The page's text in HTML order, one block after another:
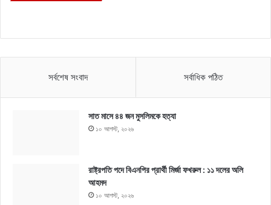
সর্বশেষ সংবাদ সর্বাধিক পঠিত
সাত মাসে ৪৪ জন মুসলিমকে হত্যা
১০ আগস্ট, ২০২৬
রাষ্ট্রপতি পদে বিএনপির প্রার্থী মির্জা ফখরুল : ১১ দলের অলি
আহমদ
১০ আগস্ট, ২০২৬